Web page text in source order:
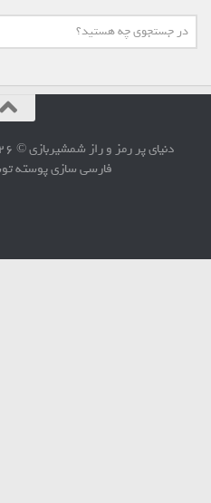
دنیای پر رمز و راز شمشیربازی © 2026. حق کپی رایت محفوظ است.
فارسی سازی پوسته